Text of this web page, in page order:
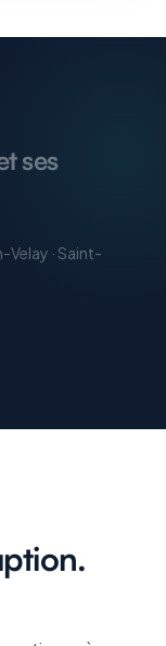
ses
Velay · Saint-